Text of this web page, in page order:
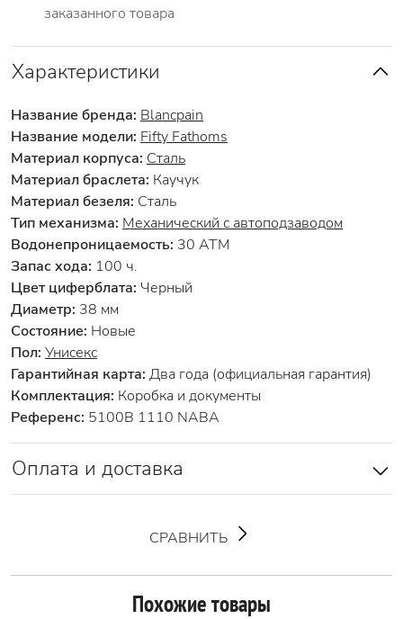
заказанного товара
Характеристики
Название бренда: Blancpain
Название модели: Fifty Fathoms
Материал корпуса: Сталь
Материал браслета: Каучук
Материал безеля: Сталь
Тип механизма: Механический с автоподзаводом
Водонепроницаемость: 30 АТМ
Запас хода: 100 ч.
Цвет циферблата: Черный
Диаметр: 38 мм
Состояние: Новые
Пол: Унисекс
Гарантийная карта: Два года (официальная гарантия)
Комплектация: Коробка и документы
Референс: 5100B 1110 NABA
Оплата и доставка
СРАВНИТЬ
Похожие товары